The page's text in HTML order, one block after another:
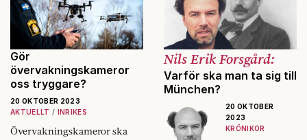
Gör
övervakningskameror
oss tryggare?
20 OKTOBER 2023
AKTUELLT
INRIKES
Övervakningskameror ska
Nils Erik Forsgård:
Varför ska man ta sig till
München?
20 OKTOBER
2023
KRÖNIKOR